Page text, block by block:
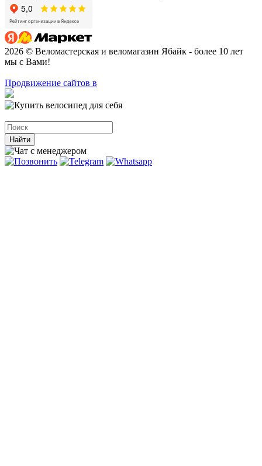
2026 © Веломастерская и веломагазин Ябайк - более 10 лет
мы с Вами!
Продвижение сайтов в
Найти